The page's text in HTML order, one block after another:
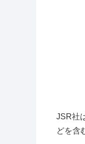
JSR社
どを含